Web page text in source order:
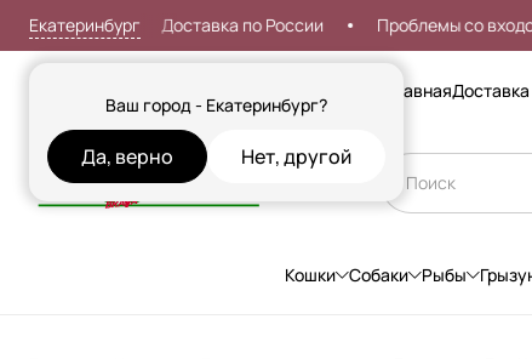
Екатеринбург
Ваш город - Екатеринбург?
Да, верно Нет, другой
999р Доставка по России Проблемы со входом?
Главная
Кошки Собаки Рыбы